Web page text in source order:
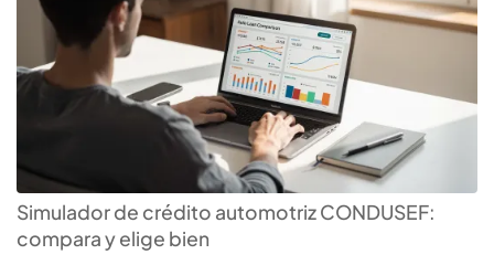
Simulador de crédito automotriz CONDUSEF:
compara y elige bien